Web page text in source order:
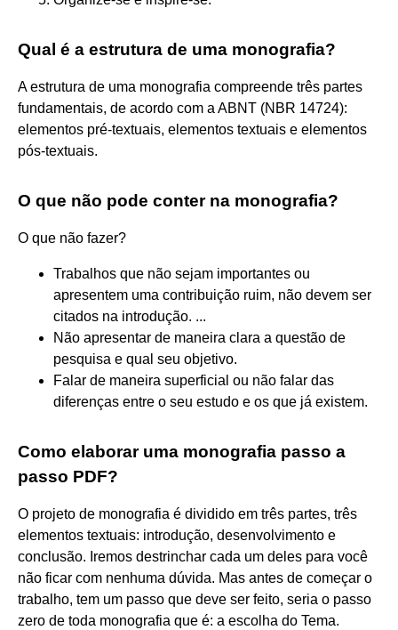
Qual é a estrutura de uma monografia?
A estrutura de uma monografia compreende três partes
fundamentais, de acordo com a ABNT (NBR 14724):
elementos pré-textuais, elementos textuais e elementos
pós-textuais.
O que não pode conter na monografia?
O que não fazer?
Trabalhos que não sejam importantes ou
apresentem uma contribuição ruim, não devem ser
citados na introdução. ...
Não apresentar de maneira clara a questão de
pesquisa e qual seu objetivo.
Falar de maneira superficial ou não falar das
diferenças entre o seu estudo e os que já existem.
Como elaborar uma monografia passo a
passo PDF?
O projeto de monografia é dividido em três partes, três
elementos textuais: introdução, desenvolvimento e
conclusão. Iremos destrinchar cada um deles para você
não ficar com nenhuma dúvida. Mas antes de começar o
trabalho, tem um passo que deve ser feito, seria o passo
zero de toda monografia que é: a escolha do Tema.